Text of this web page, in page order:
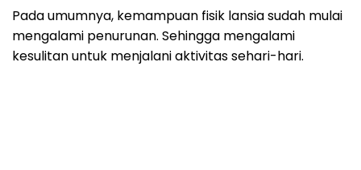
Pada umumnya, kemampuan fisik lansia sudah mulai
mengalami penurunan. Sehingga mengalami
kesulitan untuk menjalani aktivitas sehari-hari.